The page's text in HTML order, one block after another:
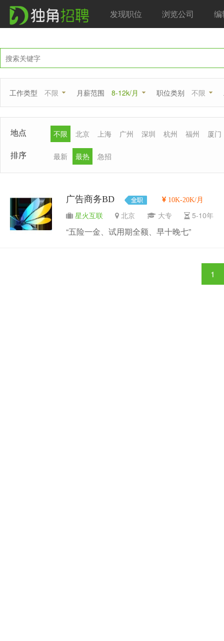
发现职位 浏览公司 编
工作类型 不限 月薪范围 8-12k/月 职位类别 不限
地点 不限 北京 上海 广州 深圳 杭州 福州 厦门
排序 最新 最热 急招
广告商务BD 10K-20K/月
星火互联 北京 大专 5-10
“五险一金、试用期全额、早十晚七”
1